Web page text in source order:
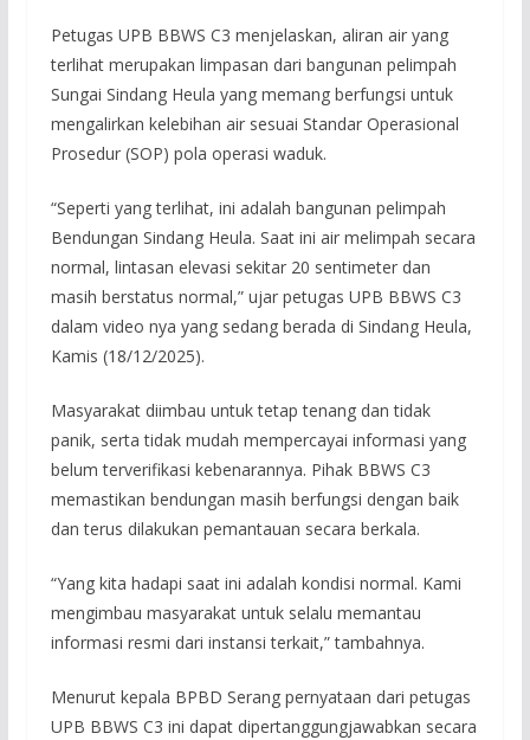
Petugas UPB BBWS C3 menjelaskan, aliran air yang
terlihat merupakan limpasan dari bangunan pelimpah
Sungai Sindang Heula yang memang berfungsi untuk
mengalirkan kelebihan air sesuai Standar Operasional
Prosedur (SOP) pola operasi waduk.
“Seperti yang terlihat, ini adalah bangunan pelimpah
Bendungan Sindang Heula. Saat ini air melimpah secara
normal, lintasan elevasi sekitar 20 sentimeter dan
masih berstatus normal,” ujar petugas UPB BBWS C3
dalam video nya yang sedang berada di Sindang Heula,
Kamis (18/12/2025).
Masyarakat diimbau untuk tetap tenang dan tidak
panik, serta tidak mudah mempercayai informasi yang
belum terverifikasi kebenarannya. Pihak BBWS C3
memastikan bendungan masih berfungsi dengan baik
dan terus dilakukan pemantauan secara berkala.
“Yang kita hadapi saat ini adalah kondisi normal. Kami
mengimbau masyarakat untuk selalu memantau
informasi resmi dari instansi terkait,” tambahnya.
Menurut kepala BPBD Serang pernyataan dari petugas
UPB BBWS C3 ini dapat dipertanggungjawabkan secara